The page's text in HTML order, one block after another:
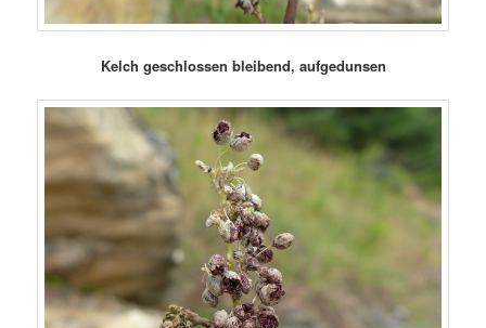
Kelch geschlossen bleibend, aufgedunsen